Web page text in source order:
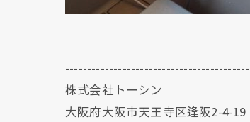
株式会社トーシン
大阪府大阪市天王寺区逢阪2-4-19